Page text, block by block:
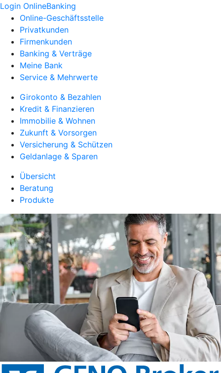
Login OnlineBanking
Online-Geschäftsstelle
Privatkunden
Firmenkunden
Banking & Verträge
Meine Bank
Service & Mehrwerte
Girokonto & Bezahlen
Kredit & Finanzieren
Immobilie & Wohnen
Zukunft & Vorsorgen
Versicherung & Schützen
Geldanlage & Sparen
Übersicht
Beratung
Produkte